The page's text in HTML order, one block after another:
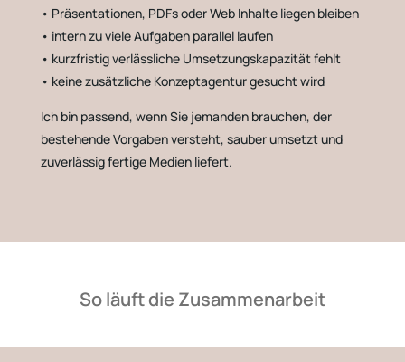
• Präsentationen, PDFs oder Web Inhalte liegen bleiben
• intern zu viele Aufgaben parallel laufen
• kurzfristig verlässliche Umsetzungskapazität fehlt
• keine zusätzliche Konzeptagentur gesucht wird
Ich bin passend, wenn Sie jemanden brauchen, der
bestehende Vorgaben versteht, sauber umsetzt und
zuverlässig fertige Medien liefert.
So läuft die Zusammenarbeit